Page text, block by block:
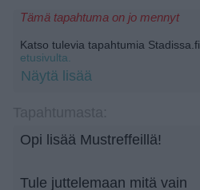
Tämä tapahtuma on jo mennyt
Katso tulevia tapahtumia Stadissa.fi
etusivulta.
Näytä lisää
Opi lisää Mustreffeillä!
Tule juttelemaan mitä vain